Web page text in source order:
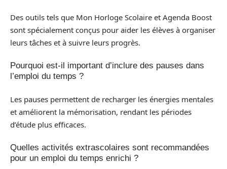
Des outils tels que Mon Horloge Scolaire et Agenda Boost
sont spécialement conçus pour aider les élèves à organiser
leurs tâches et à suivre leurs progrès.
Pourquoi est-il important d’inclure des pauses dans
l’emploi du temps ?
Les pauses permettent de recharger les énergies mentales
et améliorent la mémorisation, rendant les périodes
d’étude plus efficaces.
Quelles activités extrascolaires sont recommandées
pour un emploi du temps enrichi ?